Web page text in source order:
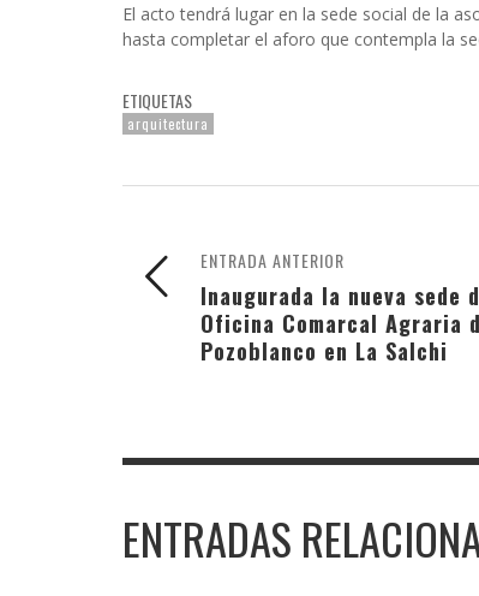
El acto tendrá lugar en la sede social de la
hasta completar el aforo que contempla la
ETIQUETAS
arquitectura
ENTRADA ANTERIOR
Inaugurada la nueva sede
Oficina Comarcal Agraria
Pozoblanco en La Salchi
ENTRADAS